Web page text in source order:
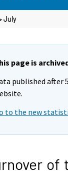
July
page is
published after
to the new
of